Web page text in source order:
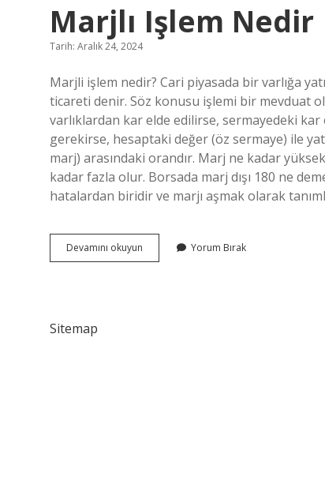
Marjlı Işlem Nedir
Tarih: Aralık 24, 2024
Marjli işlem nedir? Cari piyasada bir varlığa
ticareti denir. Söz konusu işlemi bir mevduat
varlıklardan kar elde edilirse, sermayedeki
gerekirse, hesaptaki değer (öz sermaye) ile
marj) arasındaki orandır. Marj ne kadar
kadar fazla olur. Borsada marj dışı 180 ne
hatalardan biridir ve marjı aşmak olarak
Devamını okuyun
Işlem
Yorum Bırak
Sitemap